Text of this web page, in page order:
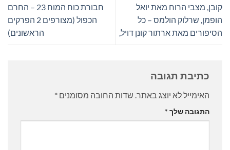
קובן, מצבי הרוח מאת יואל
הופמן, שרלוק הולמס – כל
הסיפורים מאת ארתור קונן דויל,
חבורת כוח המוח 23 – החרם
הכפול (מצורפים 2 הפרקים
הראשונים)
כתיבת תגובה
האימייל לא יוצג באתר. שדות החובה מסומנים *
התגובה שלך *